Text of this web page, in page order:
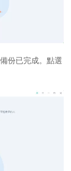
份已完成。點選